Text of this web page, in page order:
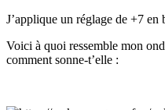
J’applique un réglage de +7 en
Voici à quoi ressemble mon
comment sonne-t’elle :